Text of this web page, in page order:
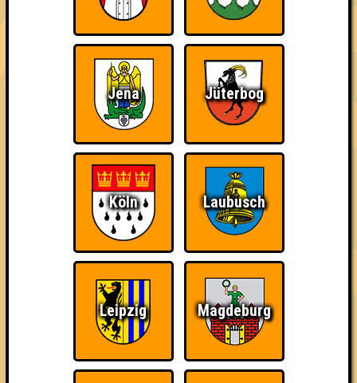
10 28
3. Die Bärtigen
7 27
11 7 9 27
3. Team Tourette... Scheiße
11 7 27
4. Seitensprung
10 6 26
4. Ääähüüyk!!!
7 26
5. Stammwürze
10 8 25
5. Findungsstörung
25
Jena Jüterbog
Köln Laubusch
Leipzig Magdeburg